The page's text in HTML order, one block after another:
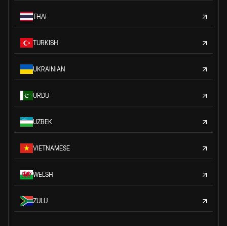
THAI
TURKISH
UKRAINIAN
URDU
UZBEK
VIETNAMESE
WELSH
ZULU